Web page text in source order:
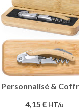
&
4,15 € HT/u